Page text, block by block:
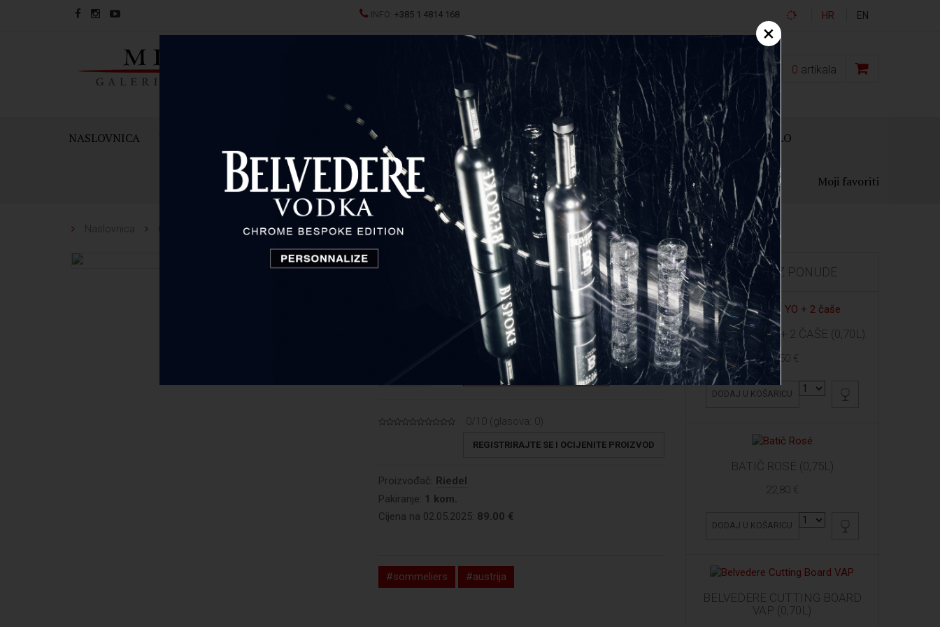
INFO: +385 1 4814 168 HR EN
0,00 € 0 artikala
NASLOVNICA VINA SPRITZ ŽESTOKA PIĆA ČAŠE I DEKANTERI POKLON PAKIRANJA OSTALO
Moji favoriti
Naslovnica Čaše i dekanteri Riedel Riedel Sommeliers Sherry
Riedel Sommeliers Sherry
DODAJ U KOŠARICU
0/10 (glasova: 0)
REGISTRIRAJTE SE I OCIJENITE PROIZVOD
Proizvođač: Riedel
Pakiranje: 1 kom.
Cijena na 02.05.2025: 89.00 €
#sommeliers #austrija
IZDVOJENO IZ PONUDE
ARDBEG 10 YO + 2 ČAŠE (0,70L)
61,50 €
DODAJ U KOŠARICU
BATIČ ROSÉ (0,75L)
22,80 €
DODAJ U KOŠARICU
BELVEDERE CUTTING BOARD
VAP (0,70L)
×